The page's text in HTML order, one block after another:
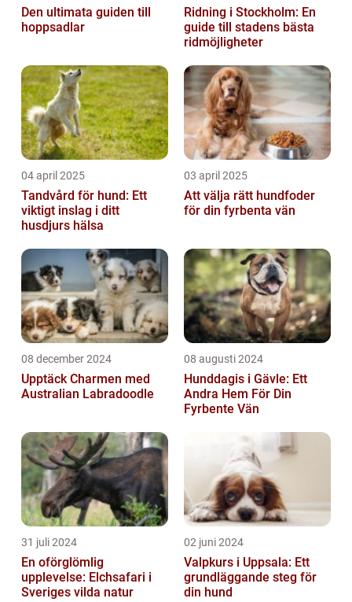
Den ultimata guiden till
hoppsadlar
Ridning i Stockholm: En
guide till stadens bästa
ridmöjligheter
04 april 2025
Tandvård för hund: Ett
viktigt inslag i ditt
husdjurs hälsa
03 april 2025
Att välja rätt hundfoder
för din fyrbenta vän
08 december 2024
Upptäck Charmen med
Australian Labradoodle
08 augusti 2024
Hunddagis i Gävle: Ett
Andra Hem För Din
Fyrbente Vän
31 juli 2024
En oförglömlig
upplevelse: Elchsafari i
Sveriges vilda natur
02 juni 2024
Valpkurs i Uppsala: Ett
grundläggande steg för
din hund